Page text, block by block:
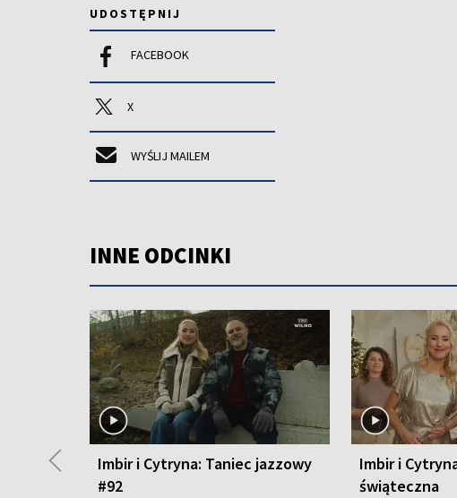
UDOSTĘPNIJ
FACEBOOK
X
WYŚLIJ MAILEM
INNE ODCINKI
Imbir i Cytryna: Taniec jazzowy
#92
Imbir i
świąteczna
◀